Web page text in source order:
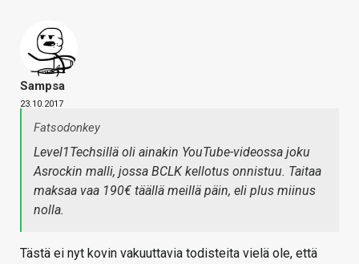
Sampsa
23.10.2017
Fatsodonkey
Level1Techsillä oli ainakin YouTube-videossa joku
Asrockin malli, jossa BCLK kellotus onnistuu. Taitaa
maksaa vaa 190€ täällä meillä päin, eli plus miinus
nolla.
Tästä ei nyt kovin vakuuttavia todisteita vielä ole, että